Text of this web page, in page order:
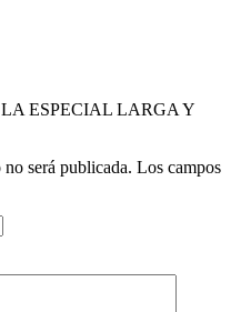
LA ESPECIAL LARGA Y
será publicada. Los campos